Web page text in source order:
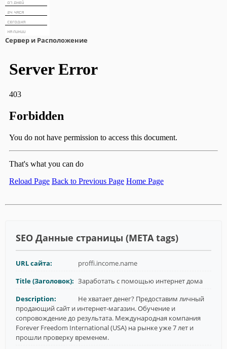
Сервер и Расположение
SEO Данные страницы (META tags)
URL сайта:
proffi.income.name
Title (Заголовок): Заработать с помощью интернет дома
Description:
Не хватает денег? Предоставим личный
продающий сайт и интернет-магазин. Обучение и
сопровождение до результата. Международная компания
Forever Freedom International (USA) на рынке уже 7 лет и
прошли проверку временем.